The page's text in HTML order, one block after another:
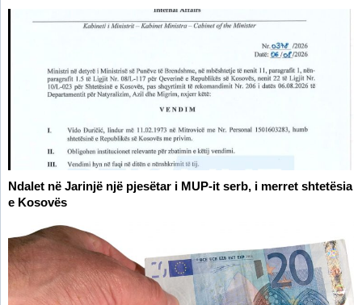
Ndalet në Jarinjë një pjesëtar i MUP-it serb, i merret shtetësia
e Kosovës